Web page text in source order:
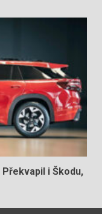
i Škodu,